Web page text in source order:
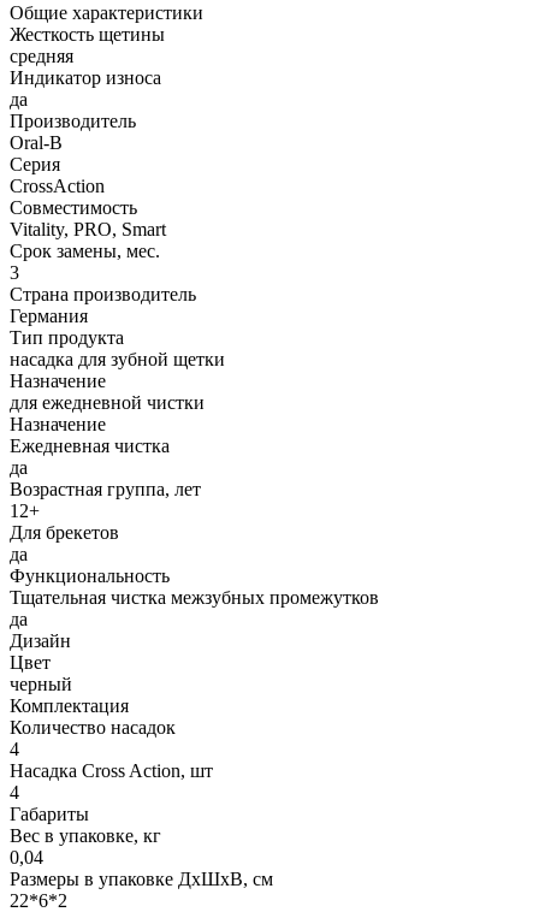
Общие характеристики
Жесткость щетины
средняя
Индикатор износа
да
Производитель
Oral-B
Серия
CrossAction
Совместимость
Vitality, PRO, Smart
Срок замены, мес.
3
Страна производитель
Германия
Тип продукта
насадка для зубной щетки
Назначение
для ежедневной чистки
Назначение
Ежедневная чистка
да
Возрастная группа, лет
12+
Для брекетов
да
Функциональность
Тщательная чистка межзубных промежутков
да
Дизайн
Цвет
черный
Комплектация
Количество насадок
4
Насадка Cross Action, шт
4
Габариты
Вес в упаковке, кг
0,04
Размеры в упаковке ДxШxВ, см
22*6*2